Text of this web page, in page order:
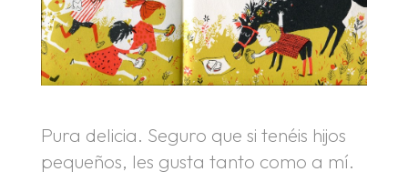
Pura delicia. Seguro que si tenéis hijos
pequeños, les gusta tanto como a mí.